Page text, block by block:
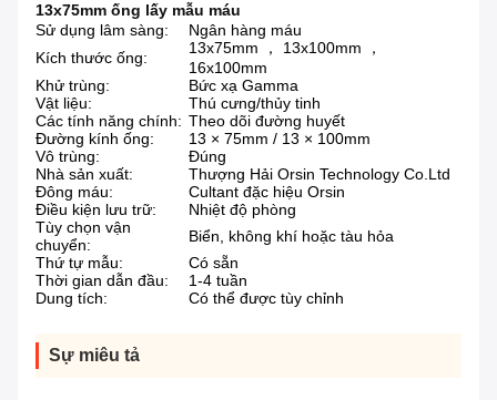
13x75mm ống lấy mẫu máu
Sử dụng lâm sàng:
Ngân hàng máu
Kích thước ống:
13x75mm ， 13x100mm ，
16x100mm
Khử trùng:
Bức xạ Gamma
Vật liệu:
Thú cưng/thủy tinh
Các tính năng chính: Theo dõi đường huyết
Đường kính ống:
13 × 75mm / 13 × 100mm
Vô trùng:
Đúng
Nhà sản xuất:
Thượng Hải Orsin Technology Co.Ltd
Đông máu:
Cultant đặc hiệu Orsin
Điều kiện lưu trữ:
Nhiệt độ phòng
Tùy chọn vận
chuyển:
Biển, không khí hoặc tàu hỏa
Thứ tự mẫu:
Có sẵn
Thời gian dẫn đầu:
1-4 tuần
Dung tích:
Có thể được tùy chỉnh
Sự miêu tả